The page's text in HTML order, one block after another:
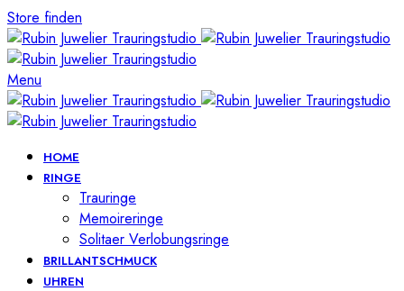
Store finden
Menu
HOME
RINGE
Trauringe
Memoireringe
Solitaer Verlobungsringe
BRILLANTSCHMUCK
UHREN